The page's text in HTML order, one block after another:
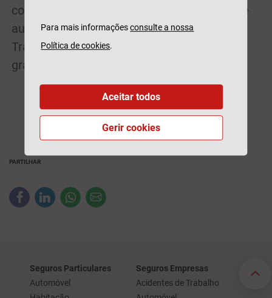
condição de 50 anos sem qualquer acidente
automóvel, serão contactados pela
Tranquilidade e irão ver renovada
gratuitamente a sua apólice de seguro.
PARTILHAR
Seguros Particulares
Automóvel
Seguros Empresas
Acidentes de Trabalho
Para mais informaçõesconsulte a nossa
Política de cookies.
Gerir cookies
Aceitar todos